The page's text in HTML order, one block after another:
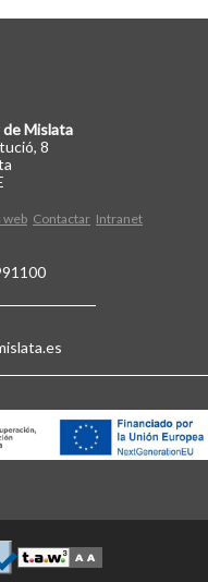
Mislata
8
web Contactar Intranet